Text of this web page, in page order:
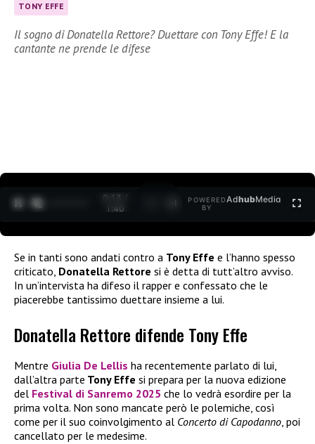
TONY EFFE
Il sogno di Donatella Rettore? Duettare con Tony Effe! E la
cantante ne prende le difese
0:14 /
1:40
POWERED
BY
AdhubMedia
Se in tanti sono andati contro a Tony Effe e l’hanno spesso
criticato, Donatella Rettore si è detta di tutt’altro avviso.
In un’intervista ha difeso il rapper e confessato che le
piacerebbe tantissimo duettare insieme a lui.
Donatella Rettore difende Tony Effe
Mentre Giulia De Lellis ha recentemente parlato di lui,
dall’altra parte Tony Effe si prepara per la nuova edizione
del Festival di Sanremo 2025 che lo vedrà esordire per la
prima volta. Non sono mancate però le polemiche, così
come per il suo coinvolgimento al Concerto di Capodanno, poi
cancellato per le medesime.